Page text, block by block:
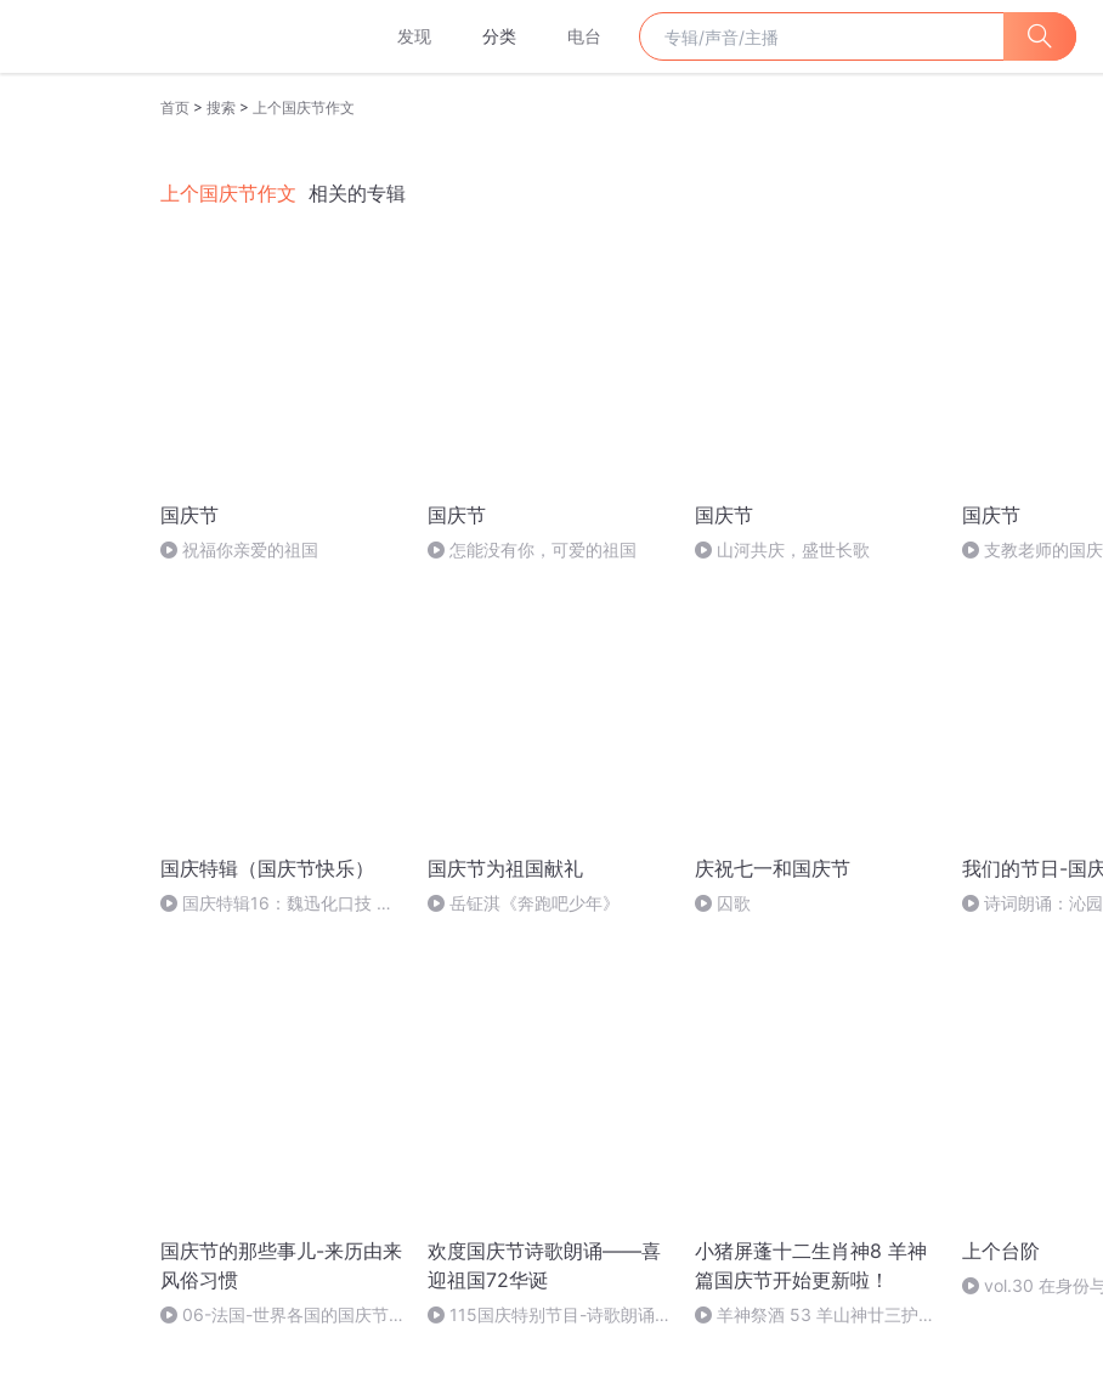
发现 分类 电台
首页 > 搜索 > 上个国庆节作文
上个国庆节作文 相关的专辑
国庆节
祝福你亲爱的祖国
国庆节
怎能没有你，可爱的祖国
国庆节
山河共庆，盛世长歌
国庆节
支教老师的国
国庆特辑（国庆节快乐）
国庆特辑16：魏迅化口技 二
国庆节为祖国献礼
岳钲淇《奔跑吧少年》
庆祝七一和国庆节
囚歌
我们的节日-国
诗词朗诵：沁园
国庆节的那些事儿-来历由来
风俗习惯
06-法国-世界各国的国庆节-
欢度国庆节诗歌朗诵——喜
迎祖国72华诞
115国庆特别节目-诗歌朗诵-
小猪屏蓬十二生肖神8 羊神
篇国庆节开始更新啦！
羊神祭酒 53 羊山神廿三护祭
上个台阶
vol.30 在身份